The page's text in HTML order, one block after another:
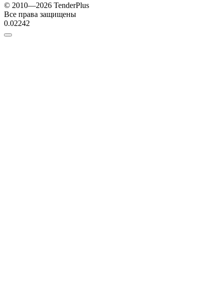
© 2010—2026 TenderPlus
Все права защищены
0.02242